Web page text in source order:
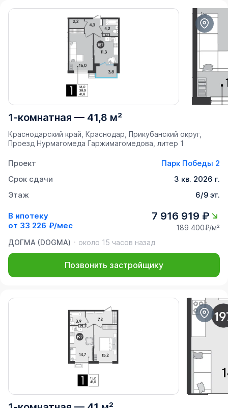
1-комнатная — 41,8 м²
Краснодарский край, Краснодар, Прикубанский округ, ​
Проезд Нурмагомеда Гаржимагомедова, литер 1
Проект
Парк Победы 2
Срок сдачи
3 кв. 2026 г.
Этаж
6/9 эт.
В ипотеку
от 33 226 ₽/мес
7 916 919 ₽
189 400₽/м²
ДОГМА (DOGMA)
около 15 часов назад
Позвонить застройщику